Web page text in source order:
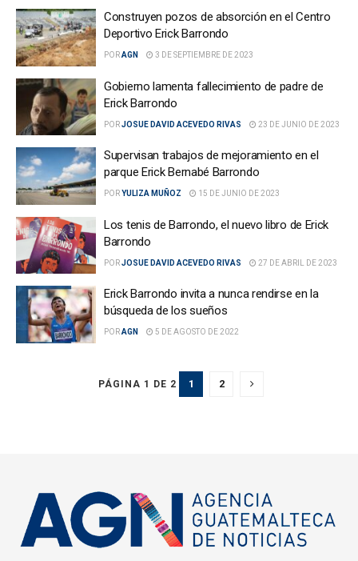
Construyen pozos de absorción en el Centro
Deportivo Erick Barrondo
PORAGN 3 DE SEPTIEMBRE DE 2023
Gobierno lamenta fallecimiento de padre de
Erick Barrondo
PORJOSUE DAVID ACEVEDO RIVAS 23 DE JUNIO DE 2023
Supervisan trabajos de mejoramiento en el
parque Erick Bernabé Barrondo
PORYULIZA MUÑOZ 15 DE JUNIO DE 2023
Los tenis de Barrondo, el nuevo libro de Erick
Barrondo
PORJOSUE DAVID ACEVEDO RIVAS 27 DE ABRIL DE 2023
Erick Barrondo invita a nunca rendirse en la
búsqueda de los sueños
PORAGN 5 DE AGOSTO DE 2022
PÁGINA 1 DE 2 1 2